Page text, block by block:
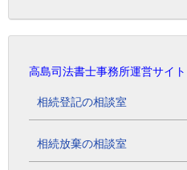
高島司法書士事務所運営サイト
相続登記の相談室
相続放棄の相談室